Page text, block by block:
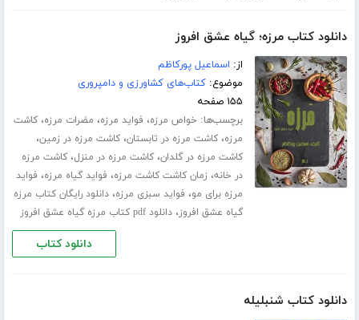
دانلود کتاب مرزه؛ گیاه عشق افروز
از: اسماعیل پورکاظم
موضوع:کتاب‌های کشاورزی و دامپروری
۱۵۵ صفحه
برچسب‌ها: خواص مرزه، فواید مرزه، مضرات مرزه،کاشت
مرزه،کاشت مرزه در تابستان،کاشت مرزه در زمین،
کاشت مرزه در گلدان،کاشت مرزه در منزل،کاشت مرزه
در خانه، زمان کاشت کاشت مرزه، فواید گیاه مرزه، فواید
مرزه برای مو، فواید سبزی مرزه،دانلود رایگان کتاب مرزه
گیاه عشق افروز،دانلود pdf کتاب مرزه گیاه عشق افروز
دانلود کتاب
دانلود کتاب شنبلیله